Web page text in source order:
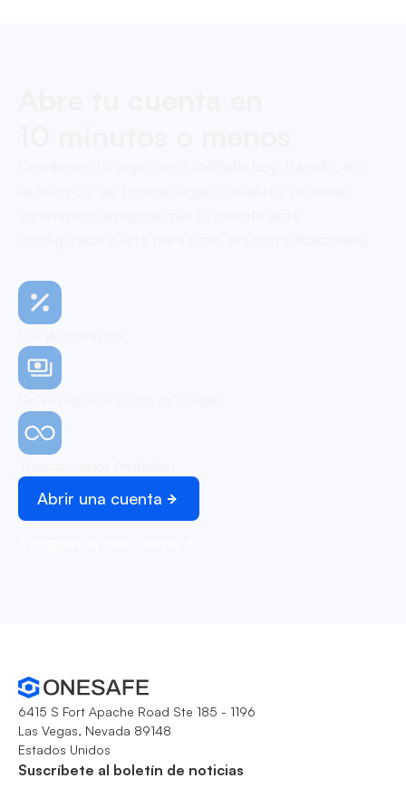
Abrir una cuenta
6415 S Fort Apache Road Ste 185 - 1196
Las Vegas, Nevada 89148
Estados Unidos
Suscríbete al boletín de noticias